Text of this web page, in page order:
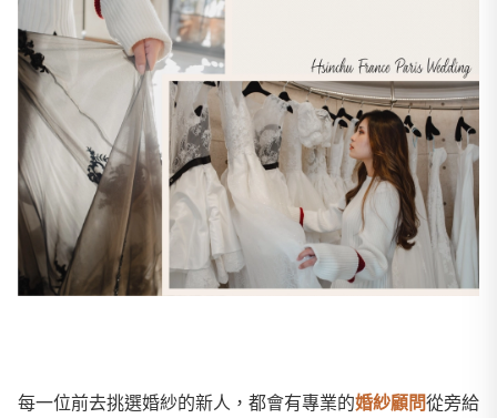
每一位前去挑選婚紗的新人，都會有專業的婚紗顧問從旁給